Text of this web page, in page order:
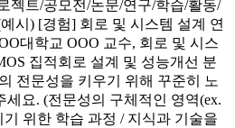
젝트/공모전/논문/연구/학습/활동/
시) [경험] 회로 및 시스템 설계 연
대학교 OOO 교수, 회로 및 시스
집적회로 설계 및 성능개선 분
전문성을 키우기 위해 꾸준히 노
요. (전문성의 구체적인 영역(ex.
위한 학습 과정 / 지식과 기술을